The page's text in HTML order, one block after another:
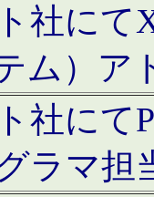
社にて
ム）ア
社にて
ラマ担